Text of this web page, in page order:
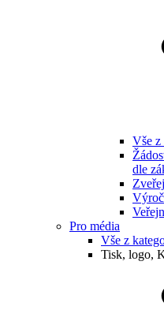
Vše z
dle
Pro média
Vše z
Tisk, logo,